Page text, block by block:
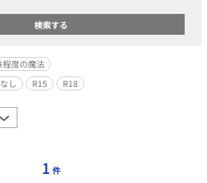
程度の魔法
し R15 R18
1 件